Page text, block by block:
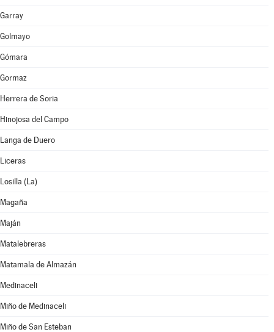
Garray
Golmayo
Gómara
Gormaz
Herrera de Soria
Hinojosa del Campo
Langa de Duero
Liceras
Losilla (La)
Magaña
Maján
Matalebreras
Matamala de Almazán
Medinaceli
Miño de Medinaceli
Miño de San Esteban